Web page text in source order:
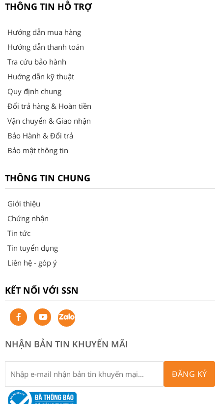
THÔNG TIN HỖ TRỢ
Hướng dẫn mua hàng
Hướng dẫn thanh toán
Tra cứu bảo hành
Huớng dẫn kỹ thuật
Quy định chung
Đổi trả hàng & Hoàn tiền
Vận chuyển & Giao nhận
Bảo Hành & Đổi trả
Bảo mật thông tin
THÔNG TIN CHUNG
Giới thiệu
Chứng nhận
Tin tức
Tin tuyển dụng
Liên hệ - góp ý
KẾT NỐI VỚI SSN
NHẬN BẢN TIN KHUYẾN MÃI
ĐĂNG KÝ